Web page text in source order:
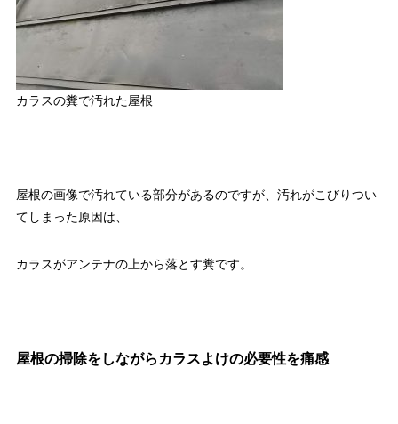
カラスの糞で汚れた屋根
屋根の画像で汚れている部分があるのですが、汚れがこびりつい
てしまった原因は、
カラスがアンテナの上から落とす糞です。
屋根の掃除をしながらカラスよけの必要性を痛感